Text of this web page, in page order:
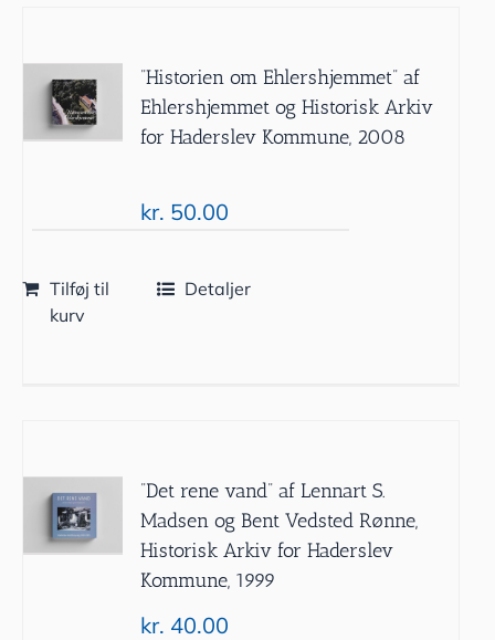
”Historien om Ehlershjemmet” af
Ehlershjemmet og Historisk Arkiv
for Haderslev Kommune, 2008
kr. 50.00
Tilføj til
kurv
Detaljer
”Det rene vand” af Lennart S.
Madsen og Bent Vedsted Rønne,
Historisk Arkiv for Haderslev
Kommune, 1999
kr. 40.00